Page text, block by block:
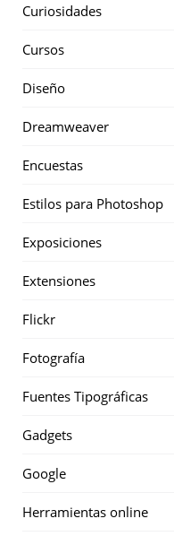
Curiosidades
Cursos
Diseño
Dreamweaver
Encuestas
Estilos para Photoshop
Exposiciones
Extensiones
Flickr
Fotografía
Fuentes Tipográficas
Gadgets
Google
Herramientas online